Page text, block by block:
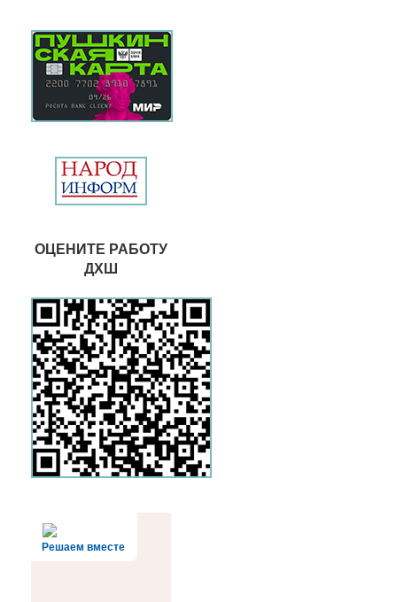
ОЦЕНИТЕ РАБОТУ
ДХШ
Решаем вместе